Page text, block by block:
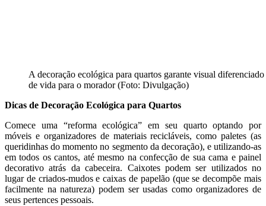
A decoração ecológica para quartos garante visual
de vida para o morador (Foto: Divulgação)
Dicas de Decoração Ecológica para Quartos
Comece uma “reforma ecológica” em seu quarto optando por
móveis e organizadores de materiais recicláveis, como paletes (as
queridinhas do momento no segmento da decoração), e utilizando-as
em todos os cantos, até mesmo na confecção de sua cama e painel
decorativo atrás da cabeceira. Caixotes podem ser utilizados no
lugar de criados-mudos e caixas de papelão (que se decompõe mais
facilmente na natureza) podem ser usadas como organizadores de
seus pertences pessoais.